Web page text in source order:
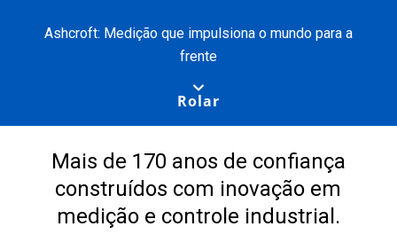
Ashcroft: Medição que impulsiona o mundo para a
frente
Rolar
Mais de 170 anos de confiança
construídos com inovação em
medição e controle industrial.